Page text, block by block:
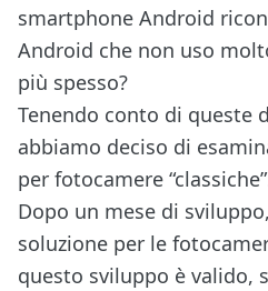
smartphone Android
Android che non uso
più spesso?
Tenendo conto di queste
abbiamo deciso di
per fotocamere
Dopo un mese di
soluzione per le
questo sviluppo è valido,